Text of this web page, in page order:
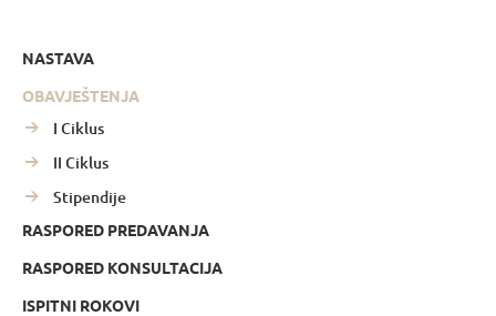
NASTAVA
OBAVJEŠTENJA
I Ciklus
II Ciklus
Stipendije
RASPORED PREDAVANJA
RASPORED KONSULTACIJA
ISPITNI ROKOVI